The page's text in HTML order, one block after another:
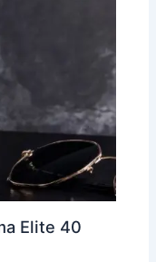
Elite 40